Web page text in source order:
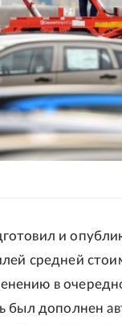
и
средней
в
был дополнен